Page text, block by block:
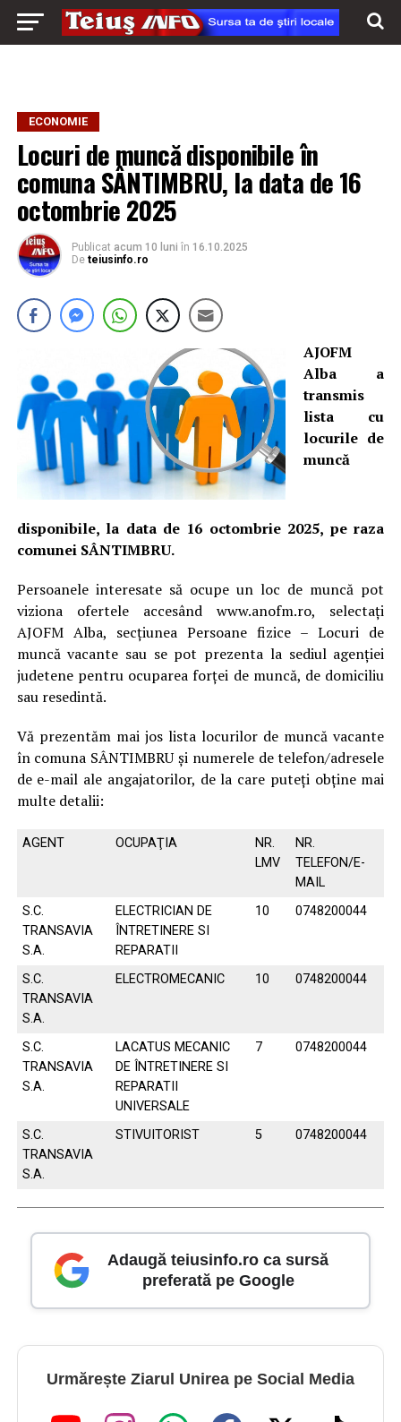
ECONOMIE
Locuri de muncă disponibile în
comuna SÂNTIMBRU, la data de 16
octombrie 2025
Publicat acum 10 luni în 16.10.2025
De teiusinfo.ro
AJOFM
Alba a
transmis
lista cu
locurile de
muncă
disponibile, la data de 16 octombrie 2025, pe raza
comunei SÂNTIMBRU.
Persoanele interesate să ocupe un loc de muncă pot
viziona ofertele accesând www.anofm.ro, selectați
AJOFM Alba, secțiunea Persoane fizice – Locuri de
muncă vacante sau se pot prezenta la sediul agenției
judetene pentru ocuparea forței de muncă, de domiciliu
sau resedintă.
Vă prezentăm mai jos lista locurilor de muncă vacante
în comuna SÂNTIMBRU și numerele de telefon/adresele
de e-mail ale angajatorilor, de la care puteți obține mai
multe detalii:
AGENT OCUPAŢIA
NR.
LMV
NR.
TELEFON/E-
MAIL
S.C.
TRANSAVIA
S.A.
ELECTRICIAN DE
ÎNTRETINERE SI
REPARATII
10 0748200044
S.C.
TRANSAVIA
S.A.
ELECTROMECANIC 10 0748200044
S.C.
TRANSAVIA
S.A.
LACATUS MECANIC
DE ÎNTRETINERE SI
REPARATII
UNIVERSALE
7 0748200044
S.C.
TRANSAVIA
S.A.
STIVUITORIST 5 0748200044
Adaugă teiusinfo.ro ca sursă
preferată pe Google
Urmărește Ziarul Unirea pe Social Media